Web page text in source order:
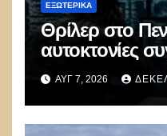
ΕΞΩΤΕΡΙΚΑ
Θρίλερ στο
αυτοκτονίες
μυστικό
ΑΥΓ 7, 2026